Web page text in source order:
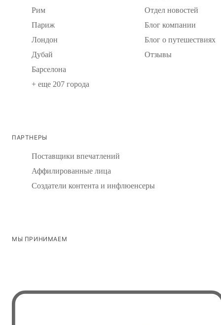
Рим
Париж
Лондон
Дубай
Барселона
+ еще 207 города
Отдел новостей
Блог компании
Блог о путешествиях
Отзывы
ПАРТНЕРЫ
Поставщики впечатлений
Аффилированные лица
Создатели контента и инфлюенсеры
МЫ ПРИНИМАЕМ